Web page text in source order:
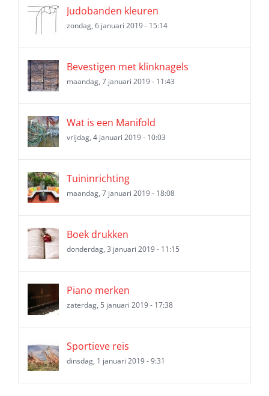
Judobanden kleuren
zondag, 6 januari 2019 - 15:14
Bevestigen met klinknagels
maandag, 7 januari 2019 - 11:43
Wat is een Manifold
vrijdag, 4 januari 2019 - 10:03
Tuininrichting
maandag, 7 januari 2019 - 18:08
Boek drukken
donderdag, 3 januari 2019 - 11:15
Piano merken
zaterdag, 5 januari 2019 - 17:38
Sportieve reis
dinsdag, 1 januari 2019 - 9:31